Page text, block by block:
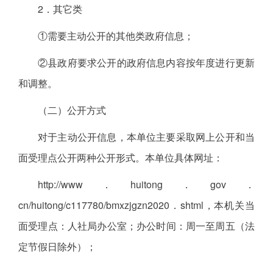
2．其它类
①需要主动公开的其他类政府信息；
②县政府要求公开的政府信息内容按年度进行更新
和调整。
（二）公开方式
对于主动公开信息，本单位主要采取网上公开和当
面受理点公开两种公开形式。本单位具体网址：
http://www．huitong．gov．
cn/huitong/c117780/bmxzjgzn2020．shtml，本机关当
面受理点：人社局办公室；办公时间：周一至周五（法
定节假日除外）；